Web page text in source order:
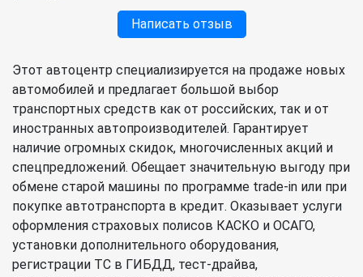
Написать отзыв
Этот автоцентр специализируется на продаже новых
автомобилей и предлагает большой выбор
транспортных средств как от российских, так и от
иностранных автопроизводителей. Гарантирует
наличие огромных скидок, многочисленных акций и
спецпредложений. Обещает значительную выгоду при
обмене старой машины по программе trade-in или при
покупке автотранспорта в кредит. Оказывает услуги
оформления страховых полисов КАСКО и ОСАГО,
установки дополнительного оборудования,
регистрации ТС в ГИБДД, тест-драйва,